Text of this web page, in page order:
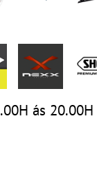
ás 20.00H